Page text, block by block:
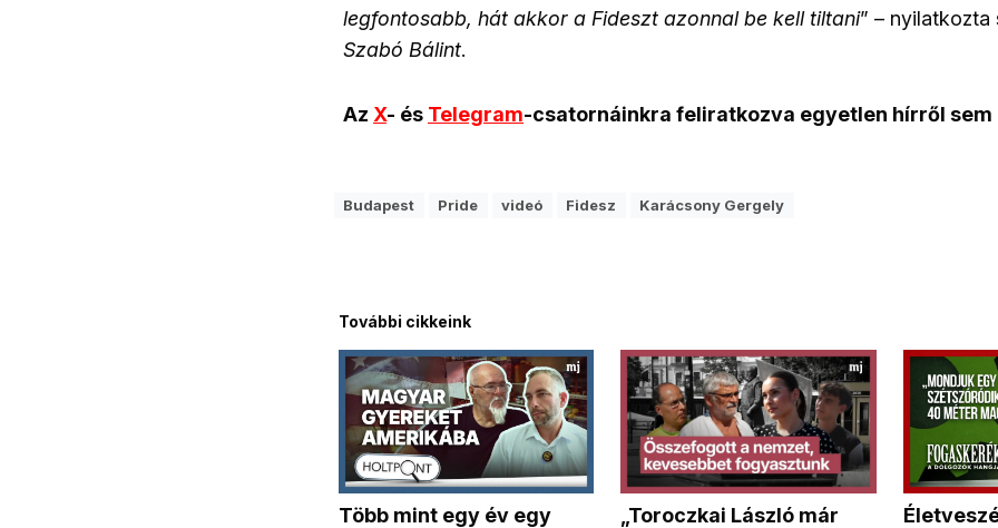
legfontosabb, hát akkor a Fideszt azonnal be kell tiltani” – nyilatkozta
Szabó Bálint.
Az X- és Telegram-csatornáinkra feliratkozva egyetlen hírről sem
Budapest Pride videó Fidesz Karácsony Gergely
További cikkeink
Több mint egy év egy
„Toroczkai László már